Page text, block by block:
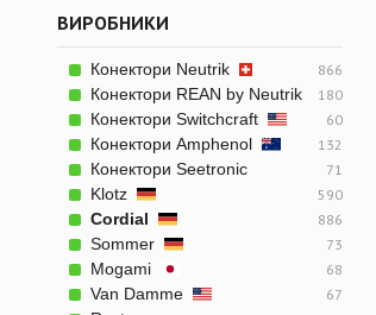
ВИРОБНИКИ
Конектори Neutrik 866
Конектори REAN by Neutrik 180
Конектори Switchcraft 60
Конектори Amphenol 132
Конектори Seetronic 71
Klotz 590
Cordial 886
Sommer 73
Mogami 68
Van Damme 67